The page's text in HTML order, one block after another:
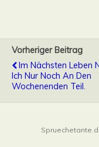
Vorheriger Beitrag
Im Nächsten Leben
Ich Nur Noch An Den
Wochenenden Teil.